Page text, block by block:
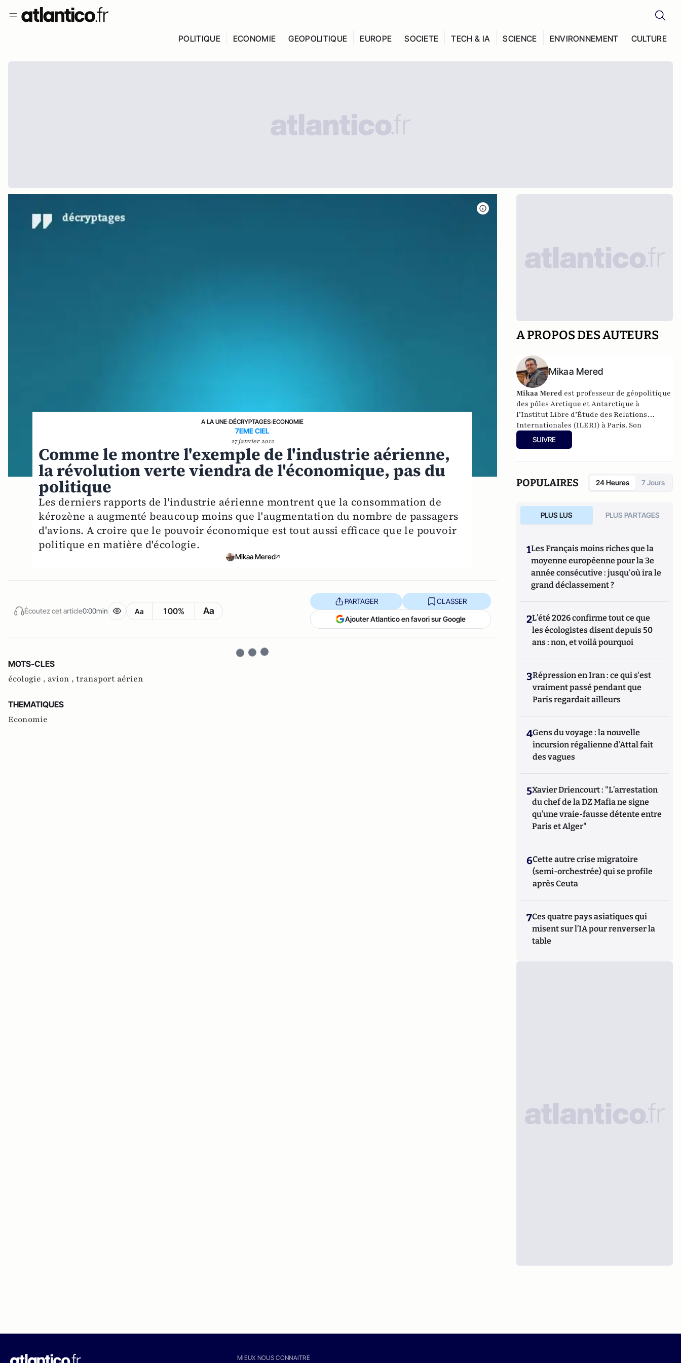
POLITIQUE ECONOMIE GEOPOLITIQUE EUROPE SOCIETE TECH & IA SCIENCE ENVIRONNEMENT CULTURE
A LA UNE›DÉCRYPTAGES›ECONOMIE
7EME CIEL
27 janvier 2012
Comme le montre l'exemple de l'industrie aérienne,
la révolution verte viendra de l'économique, pas du
politique
Les derniers rapports de l'industrie aérienne montrent que la consommation de
kérozène a augmenté beaucoup moins que l'augmentation du nombre de passagers
d'avions. A croire que le pouvoir économique est tout aussi efficace que le pouvoir
politique en matière d'écologie.
Mikaa Mered
Écoutez cet article0:00min Aa 100% Aa
PARTAGER CLASSER
Ajouter Atlantico en favori sur Google
MOTS-CLES
écologie , avion , transport aérien
THEMATIQUES
Economie
A PROPOS DES AUTEURS
Mikaa Mered
Mikaa Mered est professeur de géopolitique
des pôles Arctique et Antarctique à
l’Institut Libre d’Étude des Relations
Internationales (ILERI) à Paris. Son
ouvrageLes Mondes polaires
sortira en librairie le 16 octobre.
SUIVRE
POPULAIRES 24 Heures 7 Jours
PLUS LUS PLUS PARTAGES
1Les Français moins riches que la
moyenne européenne pour la 3e
année consécutive : jusqu'où ira le
grand déclassement ?
2L’été 2026 confirme tout ce que
les écologistes disent depuis 50
ans : non, et voilà pourquoi
3Répression en Iran : ce qui s'est
vraiment passé pendant que
Paris regardait ailleurs
4Gens du voyage : la nouvelle
incursion régalienne d'Attal fait
des vagues
5Xavier Driencourt : "L’arrestation
du chef de la DZ Mafia ne signe
qu’une vraie-fausse détente entre
Paris et Alger"
6Cette autre crise migratoire
(semi-orchestrée) qui se profile
après Ceuta
7Ces quatre pays asiatiques qui
misent sur l’IA pour renverser la
table
MIEUX NOUS CONNAITRE